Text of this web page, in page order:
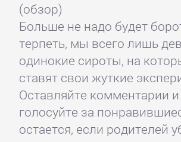
(обзор)
Больше не надо будет
терпеть, мы всего лишь
одинокие сироты, на
ставят свои жуткие
Оставляйте комментарии
голосуйте за
остается, если родителей